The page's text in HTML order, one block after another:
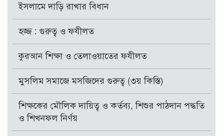
ইসলামে দাড়ি রাখার বিধান
হজ্জ : গুরুত্ব ও ফযীলত
কুরআন শিক্ষা ও তেলাওয়াতের ফযীলত
মুসলিম সমাজে মসজিদের গুরুত্ব (৩য় কিস্তি)
শিক্ষকের মৌলিক দায়িত্ব ও কর্তব্য, শিশুর পাঠদান পদ্ধতি
ও শিখনফল নির্ণয়